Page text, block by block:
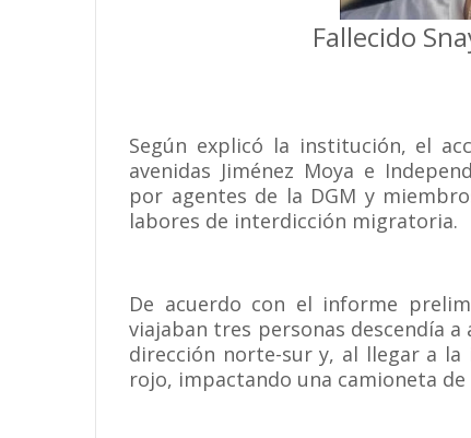
Fallecido
Según explicó la institución, el
avenidas Jiménez Moya e
por agentes de la DGM y
labores de interdicción migratoria.
De acuerdo con el informe
viajaban tres personas descendía a
dirección norte-sur y, al llegar a
rojo, impactando una camioneta